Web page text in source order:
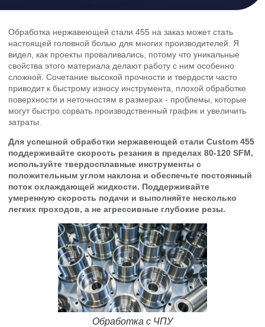
Обработка нержавеющей стали 455 на заказ может стать
настоящей головной болью для многих производителей. Я
видел, как проекты проваливались, потому что уникальные
свойства этого материала делают работу с ним особенно
сложной. Сочетание высокой прочности и твердости часто
приводит к быстрому износу инструмента, плохой обработке
поверхности и неточностям в размерах - проблемы, которые
могут быстро сорвать производственный график и увеличить
затраты.
Для успешной обработки нержавеющей стали Custom 455
поддерживайте скорость резания в пределах 80-120 SFM,
используйте твердосплавные инструменты с
положительным углом наклона и обеспечьте постоянный
поток охлаждающей жидкости. Поддерживайте
умеренную скорость подачи и выполняйте несколько
легких проходов, а не агрессивные глубокие резы.
Обработка с ЧПУ